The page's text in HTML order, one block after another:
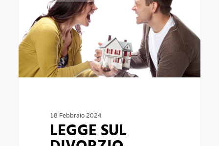
DIVORZIO,
DIVORZIO
BREVE,
AVVOCATO
DIVORZISTA
18 Febbraio 2024
LEGGE SUL